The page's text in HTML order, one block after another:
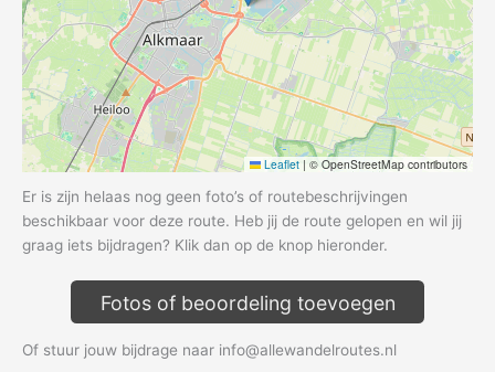
Leaflet | © OpenStreetMap contributors
Er is zijn helaas nog geen foto’s of routebeschrijvingen
beschikbaar voor deze route. Heb jij de route gelopen en wil jij
graag iets bijdragen? Klik dan op de knop hieronder.
Fotos of beoordeling toevoegen
Of stuur jouw bijdrage naar info@allewandelroutes.nl